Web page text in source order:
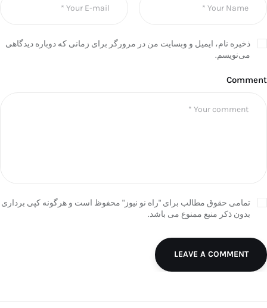
ذخیره نام، ایمیل و وبسایت من در مرورگر برای زمانی که دوباره دیدگاهی
می‌نویسم.
Comment
تمامی حقوق مطالب برای "راه نو نیوز" محفوظ است و هرگونه کپی برداری
بدون ذکر منبع ممنوع می باشد.
LEAVE A COMMENT